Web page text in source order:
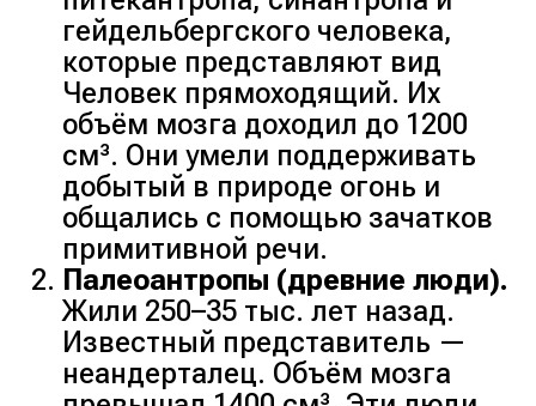
гейдельбергского человека,
которые представляют вид
Человек прямоходящий. Их
объём мозга доходил до 1200
см³. Они умели поддерживать
добытый в природе огонь и
общались с помощью зачатков
примитивной речи.
Палеоантропы (древние люди).
Жили 250–35 тыс. лет назад.
Известный представитель —
неандерталец. Объём мозга